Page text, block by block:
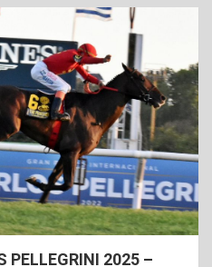
PELLEGRINI 2025 –